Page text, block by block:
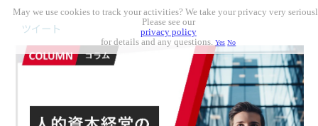
ツイート
May we use cookies to track your activities? We take your privacy very
Please see our
privacy policy
for details and any questions.Yes No